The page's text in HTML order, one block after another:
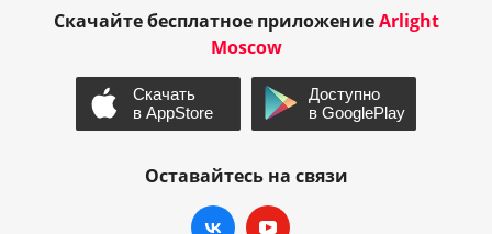
Скачайте бесплатное приложениеArlight
Moscow
Оставайтесь на связи